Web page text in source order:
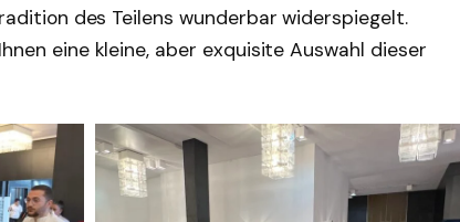
des Teilens wunderbar widerspiegelt.
eine kleine, aber exquisite Auswahl dieser